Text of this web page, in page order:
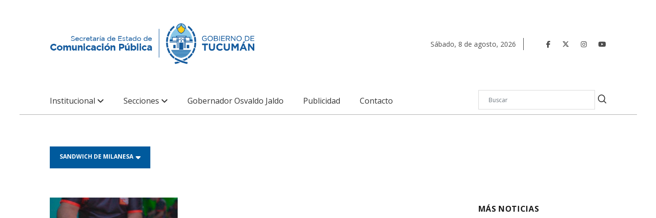
Sábado, 8 de agosto, 2026
Institucional Secciones Gobernador Osvaldo Jaldo Publicidad Contacto
SANDWICH DE MILANESA
MÁS NOTICIAS